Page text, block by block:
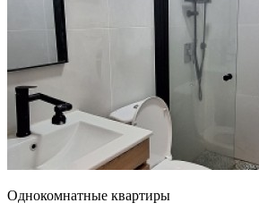
Однокомнатные квартиры